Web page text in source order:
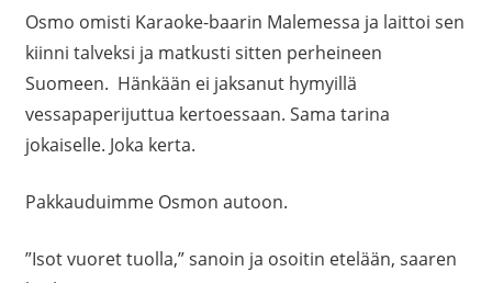
Osmo omisti Karaoke-baarin Malemessa ja laittoi sen
kiinni talveksi ja matkusti sitten perheineen
Suomeen. Hänkään ei jaksanut hymyillä
vessapaperijuttua kertoessaan. Sama tarina
jokaiselle. Joka kerta.
Pakkauduimme Osmon autoon.
”Isot vuoret tuolla,” sanoin ja osoitin etelään, saaren